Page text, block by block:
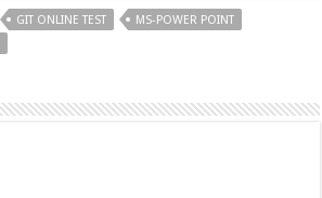
GIT ONLINE TEST
MS-POWER POINT